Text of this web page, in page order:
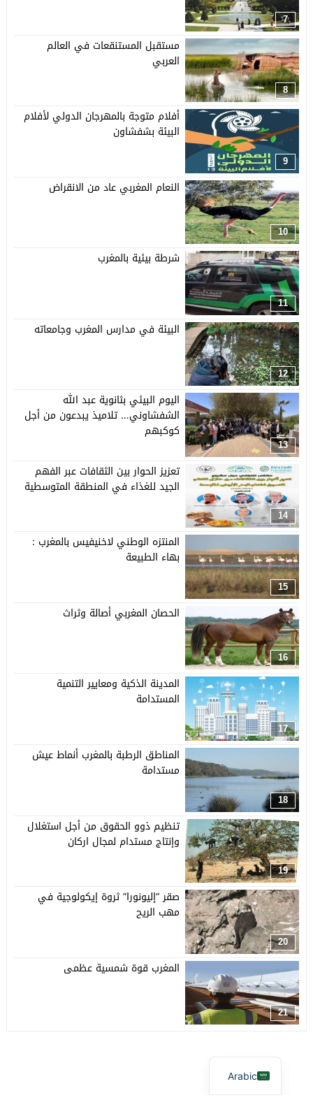
7
8
مستقبل المستنقعات في العالم
العربي
9
أفلام متوجة بالمهرجان الدولي لأفلام
البيئة بشفشاون
10
النعام المغربي عاد من الانقراض
11
شرطة بيئية بالمغرب
12
البيئة في مدارس المغرب وجامعاته
13
اليوم البيئي بثانوية عبد الله
الشفشاوني… تلاميذ يبدعون من أجل
كوكبهم
14
تعزيز الحوار بين الثقافات عبر الفهم
الجيد للغذاء في المنطقة المتوسطية
15
المنتزه الوطني لاخنيفيس بالمغرب :
بهاء الطبيعة
16
الحصان المغربي أصالة وثراث
17
المدينة الذكية ومعايير التنمية
المستدامة
18
المناطق الرطبة بالمغرب أنماط عيش
مستدامة
19
تنظيم ذوو الحقوق من أجل استغلال
وإنتاج مستدام لمجال اركان
20
صقر “إليونورا” ثروة إيكولوجية في
مهب الريح
21
المغرب قوة شمسية عظمى
Arabic